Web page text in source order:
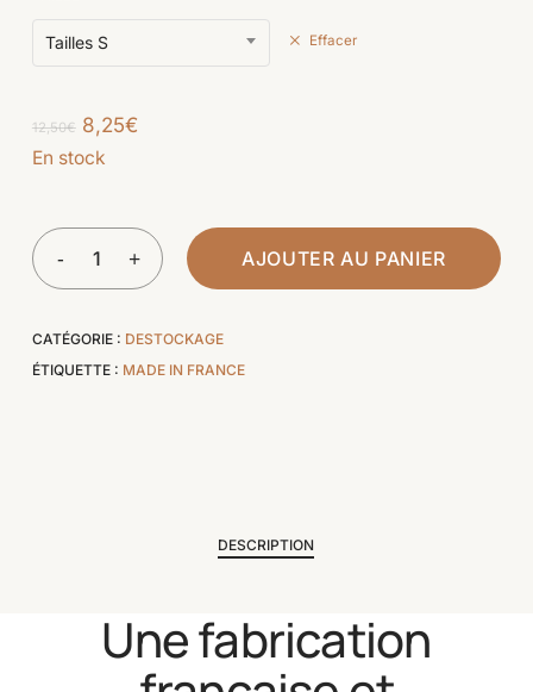
Tailles S Effacer
12,50€ Le
prix
12,50€.
8,25€Le
8,25€.
En stock
AJOUTER AU PANIER
CATÉGORIE : DESTOCKAGE
ÉTIQUETTE : MADE IN FRANCE
DESCRIPTION
Une fabrication